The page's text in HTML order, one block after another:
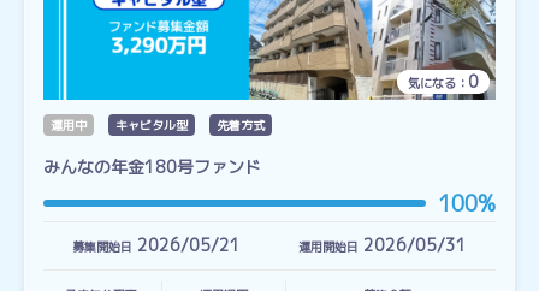
気になる： 0
運用中 キャピタル型 先着方式
みんなの年金180号ファンド
100%
募集開始日 2026/05/21 運用開始日 2026/05/31